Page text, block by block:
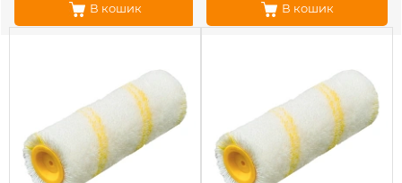
В кошик В кошик